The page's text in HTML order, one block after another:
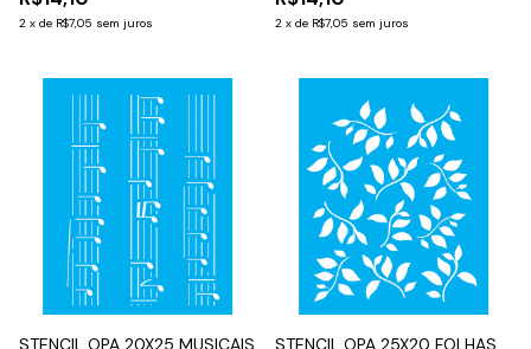
2 x de R$7,05 sem juros 2 x de R$7,05 sem juros
STENCIL OPA 20X25 MUSICAIS
STENCIL OPA 25X20 FOLHAS